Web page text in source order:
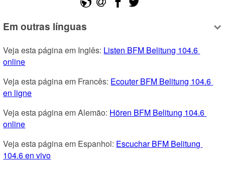
Em outras línguas
Veja esta página em Inglês: Listen BFM Belitung 104.6
online
Veja esta página em Francês: Ecouter BFM Belitung 104.6
en ligne
Veja esta página em Alemão: Hören BFM Belitung 104.6
online
Veja esta página em Espanhol: Escuchar BFM Belitung
104.6 en vivo